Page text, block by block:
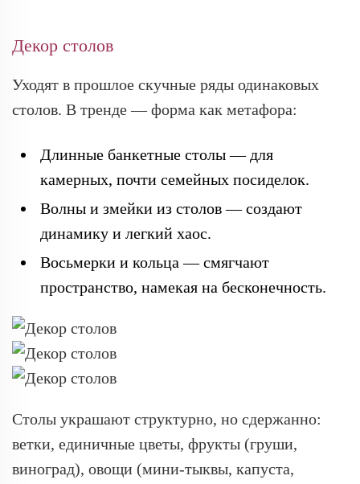
Декор столов
Уходят в прошлое скучные ряды одинаковых
столов. В тренде — форма как метафора:
Длинные банкетные столы — для
камерных, почти семейных посиделок.
Волны и змейки из столов — создают
динамику и легкий хаос.
Восьмерки и кольца — смягчают
пространство, намекая на бесконечность.
Столы украшают структурно, но сдержанно:
ветки, единичные цветы, фрукты (груши,
виноград), овощи (мини-тыквы, капуста,